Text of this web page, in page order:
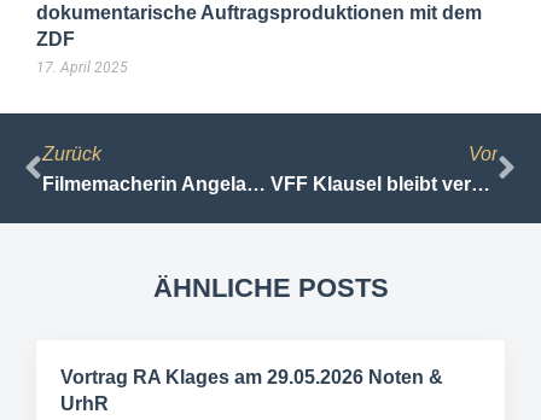
dokumentarische Auftragsproduktionen mit dem
ZDF
17. April 2025
Zurück
Filmemacherin Angela Christlieb gewinnt Heinz Carow Preis – wir gratulieren!!
Vor
VFF Klausel bleibt verboten – OLG Dresden bestätigt das LG Leipzig – erste Reaktionen
ÄHNLICHE POSTS
Vortrag RA Klages am 29.05.2026 Noten &
UrhR